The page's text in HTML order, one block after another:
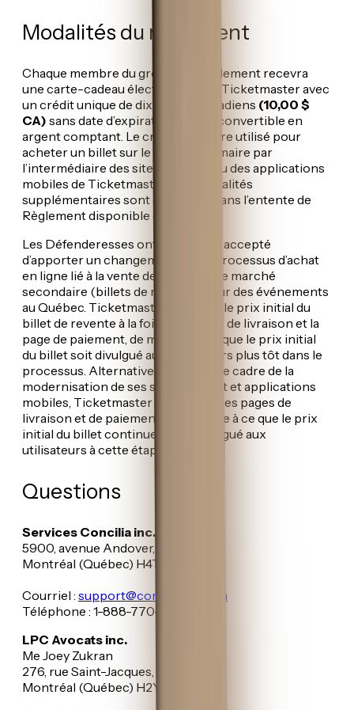
Modalités du règlement
Chaque membre du groupe de règlement recevra
une carte-cadeau électronique de Ticketmaster avec
un crédit unique de dix dollars canadiens (10,00 $
CA) sans date d’expiration et non convertible en
argent comptant. Le crédit peut être utilisé pour
acheter un billet sur le marché primaire par
l’intermédiaire des sites internet ou des applications
mobiles de Ticketmaster. Des modalités
supplémentaires sont énoncées dans l’entente de
Règlement disponible ci-dessous.
Les Défenderesses ont également accepté
d’apporter un changement à leur processus d’achat
en ligne lié à la vente de billets sur le marché
secondaire (billets de revente) pour des événements
au Québec. Ticketmaster affichera le prix initial du
billet de revente à la fois sur la page de livraison et la
page de paiement, de manière à ce que le prix initial
du billet soit divulgué aux utilisateurs plus tôt dans le
processus. Alternativement, dans le cadre de la
modernisation de ses sites internet et applications
mobiles, Ticketmaster combinera les pages de
livraison et de paiement, de manière à ce que le prix
initial du billet continue à être divulgué aux
utilisateurs à cette étape.
Questions
Services Concilia inc.
5900, avenue Andover, bureau 1
Montréal (Québec) H4T 1H5
Courriel : support@conciliainc.com
Téléphone : 1-888-770-6892
LPC Avocats inc.
Me Joey Zukran
276, rue Saint-Jacques, bureau 801
Montréal (Québec) H2Y 1N3